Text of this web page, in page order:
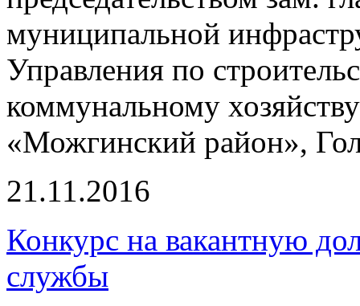
муниципальной
Управления по
коммунальному
«Можгинский район»,
21.11.2016
Конкурс на вакантную
службы